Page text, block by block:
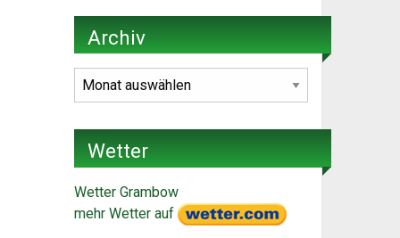
Archiv
Archiv
Wetter
Wetter Grambow
mehr Wetter auf